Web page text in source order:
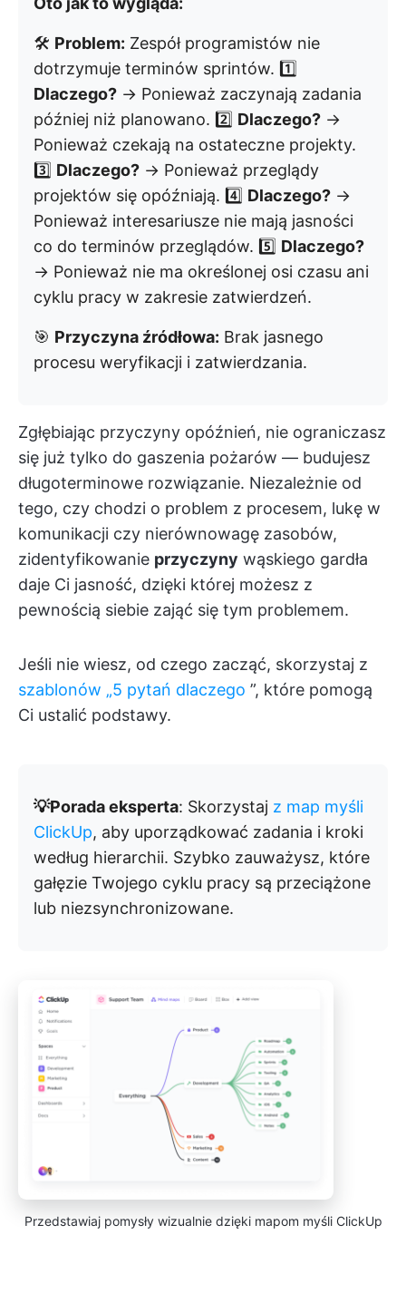
🛠️ Problem: Zespół programistów nie
dotrzymuje terminów sprintów. 1️⃣
Dlaczego? → Ponieważ zaczynają zadania
później niż planowano. 2️⃣ Dlaczego? →
Ponieważ czekają na ostateczne projekty.
3️⃣ Dlaczego? → Ponieważ przeglądy
projektów się opóźniają. 4️⃣ Dlaczego? →
Ponieważ interesariusze nie mają jasności
co do terminów przeglądów. 5️⃣ Dlaczego?
→ Ponieważ nie ma określonej osi czasu ani
cyklu pracy w zakresie zatwierdzeń.
🎯 Przyczyna źródłowa: Brak jasnego
procesu weryfikacji i zatwierdzania.
Zgłębiając przyczyny opóźnień, nie ograniczasz
się już tylko do gaszenia pożarów — budujesz
długoterminowe rozwiązanie. Niezależnie od
tego, czy chodzi o problem z procesem, lukę w
komunikacji czy nierównowagę zasobów,
zidentyfikowanie przyczyny wąskiego gardła
daje Ci jasność, dzięki której możesz z
pewnością siebie zająć się tym problemem.
Jeśli nie wiesz, od czego zacząć, skorzystaj z
szablonów „5 pytań dlaczego ”, które pomogą
Ci ustalić podstawy.
💡Porada eksperta: Skorzystaj z map myśli
ClickUp, aby uporządkować zadania i kroki
według hierarchii. Szybko zauważysz, które
gałęzie Twojego cyklu pracy są przeciążone
lub niezsynchronizowane.
Przedstawiaj pomysły wizualnie dzięki mapom myśli ClickUp